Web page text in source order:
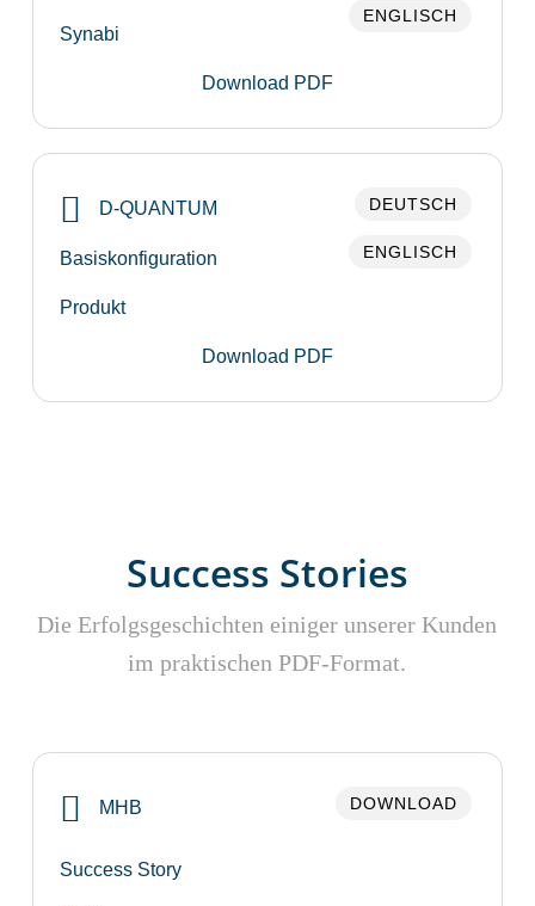
Synabi
Download PDF
ENGLISCH
D-QUANTUM
Basiskonfiguration
Produkt
Download PDF
DEUTSCH
ENGLISCH
Success Stories
Die Erfolgsgeschichten einiger unserer Kunden
im praktischen PDF-Format.
MHB
Success Story
DOWNLOAD